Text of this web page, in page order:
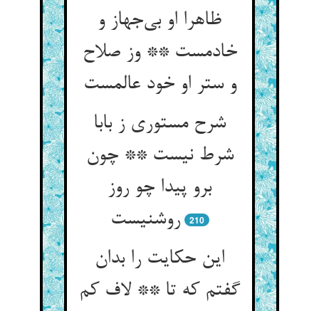
ظاهرا او بی‌جهاز و
خادمست ** وز صلاح
و ستر او خود عالمست
شرح مستوری ز بابا
شرط نیست ** چون
برو پیدا چو روز
روشنیست
210
این حکایت را بدان
گفتم که تا ** لاف کم